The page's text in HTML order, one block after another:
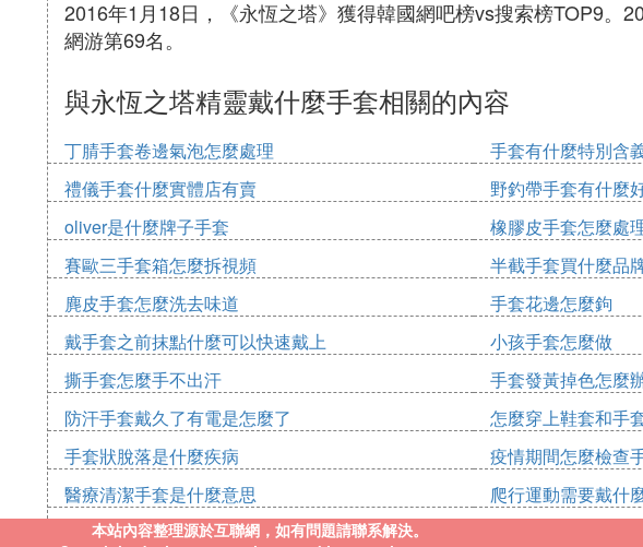
2016年1月18日，《永恆之塔》獲得韓國網吧榜vs搜索榜TOP9。
網游第69名。
與永恆之塔精靈戴什麼手套相關的內容
丁腈手套卷邊氣泡怎麼處理
手套有什麼特別含
禮儀手套什麼實體店有賣
野釣帶手套有什麼
oliver是什麼牌子手套
橡膠皮手套怎麼處
賽歐三手套箱怎麼拆視頻
半截手套買什麼品
麂皮手套怎麼洗去味道
手套花邊怎麼鉤
戴手套之前抹點什麼可以快速戴上
小孩手套怎麼做
撕手套怎麼手不出汗
手套發黃掉色怎麼
防汗手套戴久了有電是怎麼了
怎麼穿上鞋套和手
手套狀脫落是什麼疾病
疫情期間怎麼檢查
醫療清潔手套是什麼意思
爬行運動需要戴什
本站內容整理源於互聯網，如有問題請聯系解決。